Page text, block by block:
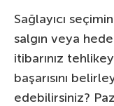
Sağlayıcı
salgın veya
itibarınız
başarısını
edebilirsiniz?